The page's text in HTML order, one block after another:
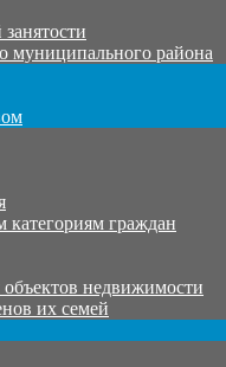
муниципального района
категориям граждан
недвижимости
их семей